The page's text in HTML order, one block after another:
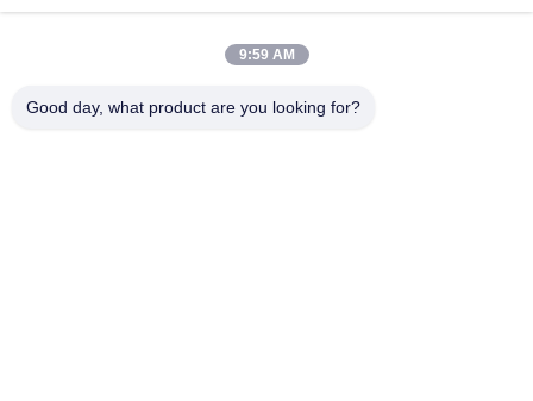
소셜 미디어
빠른 연락
9:59 AM
Good day, what product are you looking for?